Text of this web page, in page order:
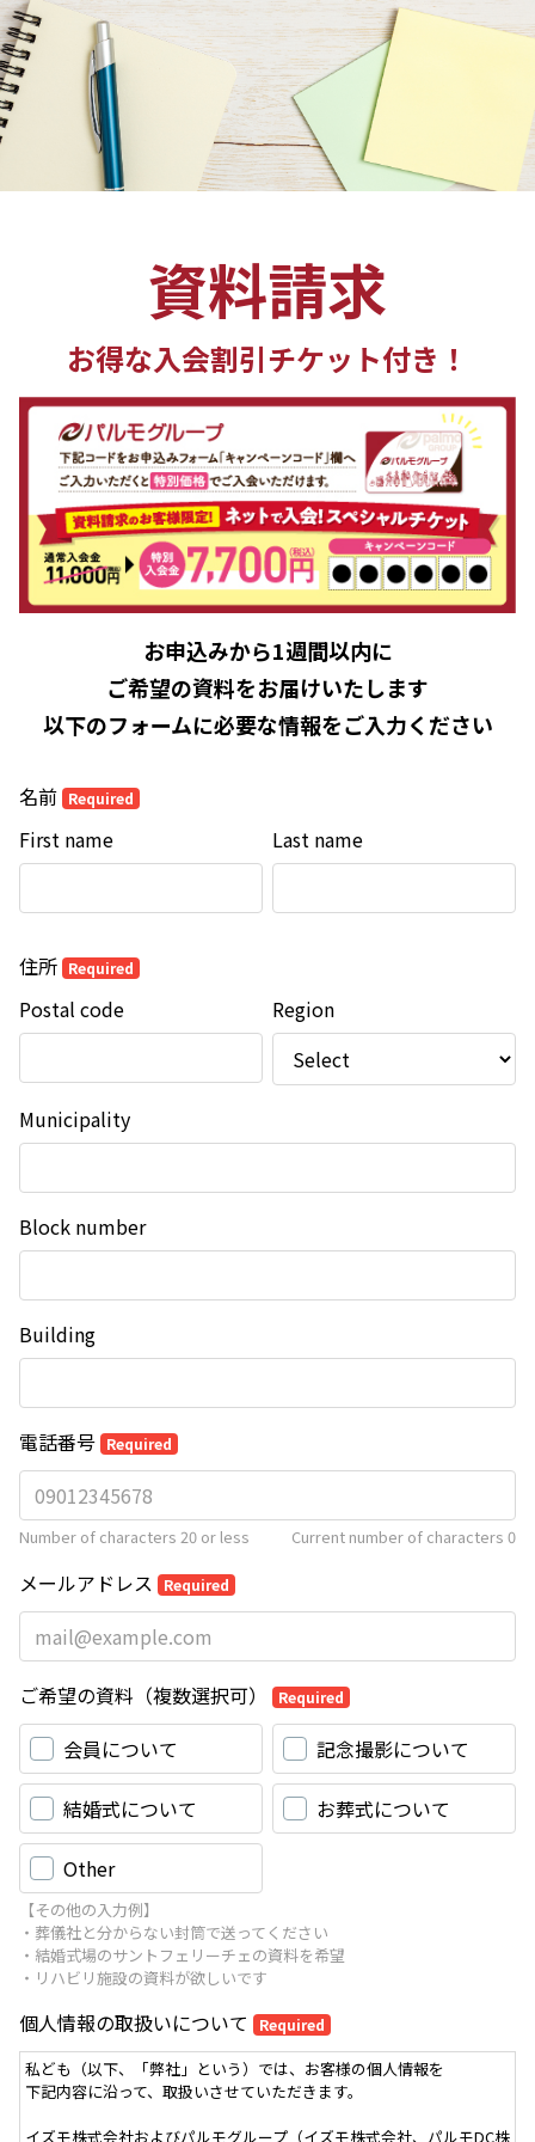
資料請求
お得な入会割引チケット付き！
お申込みから1週間以内に
ご希望の資料をお届けいたします
以下のフォームに必要な情報をご入力ください
名前 Required
Last name
First name
住所 Required
Postal code Region
Municipality
Block number
Building
電話番号 Required
Number of characters 20 or less Current number of characters 0
メールアドレス Required
ご希望の資料（複数選択可） Required
会員について 記念撮影について
結婚式について お葬式について
Other
【その他の入力例】
・葬儀社と分からない封筒で送ってください
・結婚式場のサントフェリーチェの資料を希望
・リハビリ施設の資料が欲しいです
個人情報の取扱いについて Required
私ども（以下、「弊社」という）では、お客様の個人情報を
下記内容に沿って、取扱いさせていただきます。
イズモ株式会社およびパルモグループ（イズモ株式会社、パルモDC株